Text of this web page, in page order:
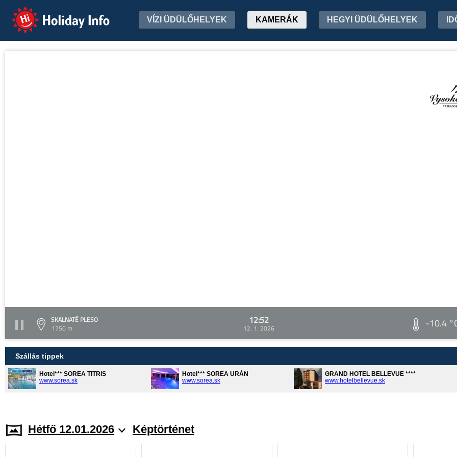
Holiday Info VÍZI ÜDÜLŐHELYEK KAMERÁK HEGYI ÜDÜLŐHELYEK
SKALNATÉ PLESO
1750 m
12:52
12. 1. 2026 -10.4
Szállás tippek
Hotel*** SOREA TITRIS
www.sorea.sk
Hotel*** SOREA URÁN
www.sorea.sk
GRAND HOTEL BELLEVUE ****
www.hotelbellevue.sk
Hétfő 12.01.2026 Képtörténet